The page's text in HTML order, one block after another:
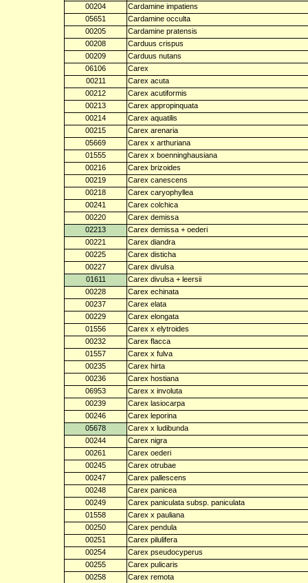
00204
Cardamine impatiens
05651
Cardamine occulta
00205
Cardamine pratensis
00208
Carduus crispus
00209
Carduus nutans
06106
Carex
00211
Carex acuta
00212
Carex acutiformis
00213
Carex appropinquata
00214
Carex aquatilis
00215
Carex arenaria
05669
Carex x arthuriana
01555
Carex x boenninghausiana
00216
Carex brizoides
00219
Carex canescens
00218
Carex caryophyllea
00241
Carex colchica
00220
Carex demissa
02213
Carex demissa + oederi
00221
Carex diandra
00225
Carex disticha
00227
Carex divulsa
01611
Carex divulsa + leersii
00228
Carex echinata
00237
Carex elata
00229
Carex elongata
01556
Carex x elytroides
00232
Carex flacca
01557
Carex x fulva
00235
Carex hirta
00236
Carex hostiana
06953
Carex x involuta
00239
Carex lasiocarpa
00246
Carex leporina
05678
Carex x ludibunda
00244
Carex nigra
00261
Carex oederi
00245
Carex otrubae
00247
Carex pallescens
00248
Carex panicea
00249
Carex paniculata subsp. paniculata
01558
Carex x pauliana
00250
Carex pendula
00251
Carex pilulifera
00254
Carex pseudocyperus
00255
Carex pulicaris
00258
Carex remota